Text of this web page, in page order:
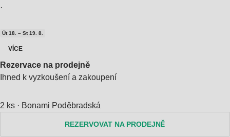
·
Út 18. – St 19. 8.
VÍCE
Rezervace na prodejně
Ihned k vyzkoušení a zakoupení
2 ks · Bonami Poděbradská
REZERVOVAT NA PRODEJNĚ